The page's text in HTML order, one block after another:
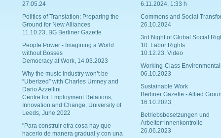
27.05.24
Politics of Translation: Preparing the
Ground for New Alliances
11.10.23, BG Berliner Gazette
People Power - Imagining a World
without Bosses
Democracy at Work, 14.03.2023
Why the music industry won’t be
“Uberized” with Charles Umney and
Dario Azzellini
Centre for Employment Relations,
Innovation and Change, University of
Leeds, June 2022
"Para construir otra cosa hay que
hacerlo de manera gradual y con una
6.11.2024, 1:33 h
Commons and Social
26.10.2024
3rd Night of Global Social
10: Labor Rights
10.12.23. Video
Working-Class
06.10.2023
Sustainable Work
Berliner Gazette - Allied
16.10.2023
Betriebsbesetzungen und
Arbeiter*innenkontrolle
26.06.2023